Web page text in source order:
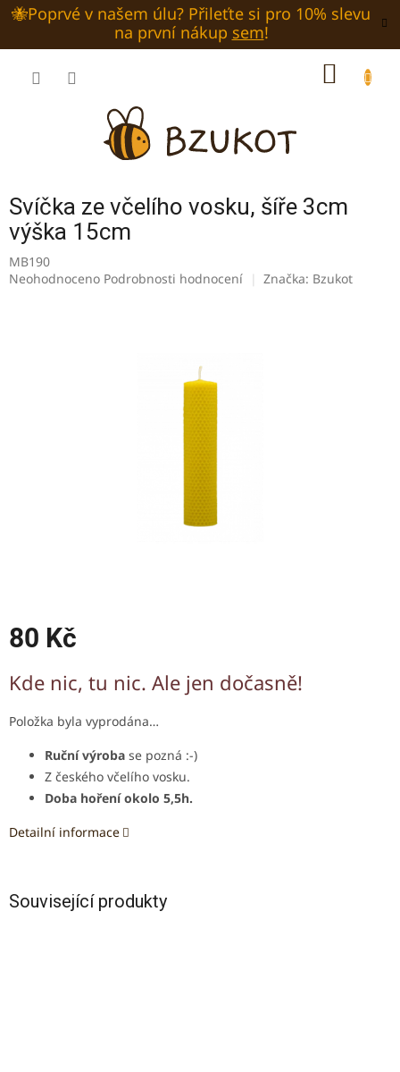
Přejít
na
🐝Poprvé v našem úlu? Přileťte si pro 10% slevu
na první nákup sem!
Svíčka ze včelího vosku, šíře 3cm
výška 15cm
MB190
Průměrné
Neohodnoceno Podrobnosti hodnocení Značka: Bzukot
80 Kč
cena:
Kde nic, tu nic. Ale jen dočasně!
Položka byla vyprodána…
Ruční výroba se pozná :-)
Z českého včelího vosku.
Doba hoření okolo 5,5h.
Detailní informace
Související produkty